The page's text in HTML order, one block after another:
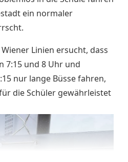
ein normaler
Linien ersucht, dass
7:15 und 8 Uhr und
nur lange Büsse fahren,
die Schüler gewährleistet